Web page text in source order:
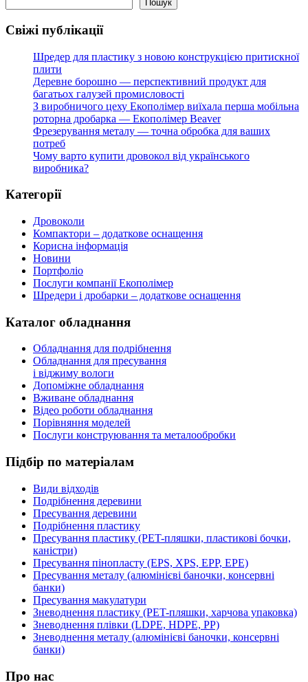
Пошук
Свіжі публікації
Шредер для пластику з новою конструкцією притискної
плити
Деревне борошно — перспективний продукт для
багатьох галузей промисловості
З виробничого цеху Екополімер виїхала перша мобільна
роторна дробарка — Екополімер Beaver
Фрезерування металу — точна обробка для ваших
потреб
Чому варто купити дровокол від українського
виробника?
Категорії
Дровоколи
Компактори – додаткове оснащення
Корисна інформація
Новини
Портфоліо
Послуги компанії Екополімер
Шредери і дробарки – додаткове оснащення
Каталог обладнання
Обладнання для подрібнення
Обладнання для пресування
і віджиму вологи
Допоміжне обладнання
Вживане обладнання
Відео роботи обладнання
Порівняння моделей
Послуги конструювання та металообробки
Підбір по матеріалам
Види відходів
Подрібнення деревини
Пресування деревини
Подрібнення пластику
Пресування пластику (PET-пляшки, пластикові бочки,
каністри)
Пресування пінопласту (EPS, XPS, EPP, EPE)
Пресування металу (алюмінієві баночки, консервні
банки)
Пресування макулатури
Зневоднення пластику (PET-пляшки, харчова упаковка)
Зневоднення плівки (LDPE, HDPE, PP)
Зневоднення металу (алюмінієві баночки, консервні
банки)
Про нас